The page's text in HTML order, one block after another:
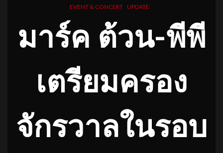
EVENT & CONCERT UPDATE
มาร์ค ต้วน-พีพี
เตรียมครอง
จักรวาลในรอบ